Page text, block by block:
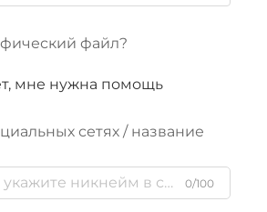
файл?
мне нужна помощь
сетях / название
0/100